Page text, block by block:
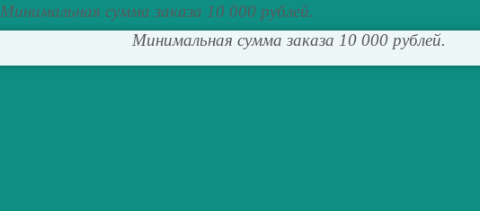
Минимальная сумма заказа 10 000 рублей.
Минимальная сумма заказа 10 000 рублей.